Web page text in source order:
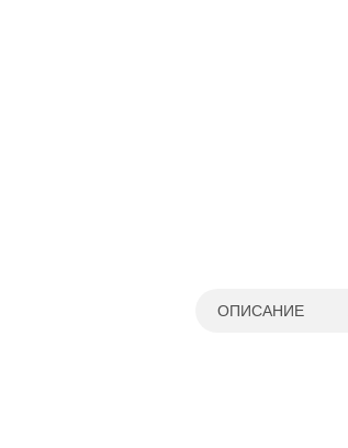
ОПИСАНИЕ